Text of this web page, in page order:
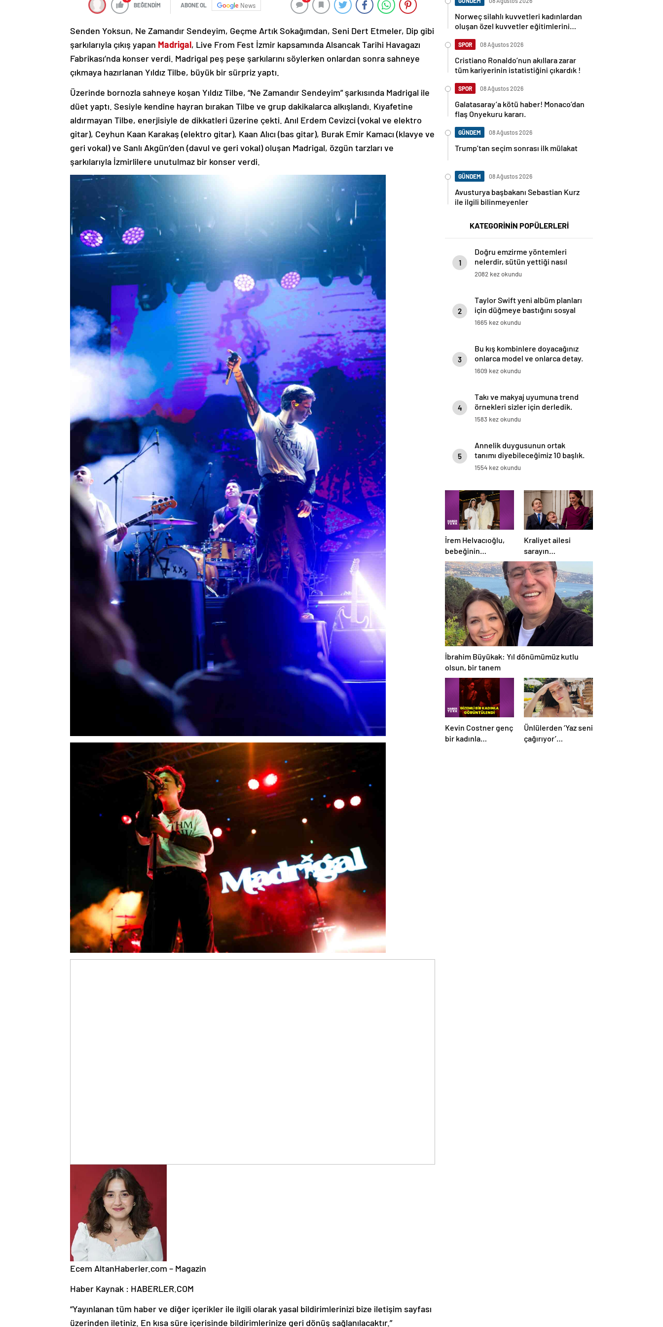
BEĞENDİM ABONE OL News
Senden Yoksun, Ne Zamandır Sendeyim, Geçme Artık Sokağımdan, Seni Dert Etmeler, Dip gibi
şarkılarıyla çıkış yapan Madrigal, Live From Fest İzmir kapsamında Alsancak Tarihi Havagazı
Fabrikası’nda konser verdi. Madrigal peş peşe şarkılarını söylerken onlardan sonra sahneye
çıkmaya hazırlanan Yıldız Tilbe, büyük bir sürpriz yaptı.
Üzerinde bornozla sahneye koşan Yıldız Tilbe, “Ne Zamandır Sendeyim” şarkısında Madrigal ile
düet yaptı. Sesiyle kendine hayran bırakan Tilbe ve grup dakikalarca alkışlandı. Kıyafetine
aldırmayan Tilbe, enerjisiyle de dikkatleri üzerine çekti. Anıl Erdem Cevizci (vokal ve elektro
gitar), Ceyhun Kaan Karakaş (elektro gitar), Kaan Alıcı (bas gitar), Burak Emir Kamacı (klavye ve
geri vokal) ve Sanlı Akgün’den (davul ve geri vokal) oluşan Madrigal, özgün tarzları ve
şarkılarıyla İzmirlilere unutulmaz bir konser verdi.
Ecem AltanHaberler.com – Magazin
Haber Kaynak : HABERLER.COM
“Yayınlanan tüm haber ve diğer içerikler ile ilgili olarak yasal bildirimlerinizi bize iletişim sayfası
üzerinden iletiniz. En kısa süre içerisinde bildirimlerinize geri dönüş sağlanılacaktır.”
Norweç silahlı kuvvetleri kadınlardan
oluşan özel kuvvetler eğitimlerini
SPOR 08 Ağustos 2026
Cristiano Ronaldo’nun akıllara zarar
tüm kariyerinin istatistiğini çıkardık !
SPOR 08 Ağustos 2026
Galatasaray’a kötü haber! Monaco’dan
flaş Onyekuru kararı.
GÜNDEM 08 Ağustos 2026
Trump’tan seçim sonrası ilk mülakat
GÜNDEM 08 Ağustos 2026
Avusturya başbakanı Sebastian Kurz
ile ilgili bilinmeyenler
KATEGORİNİN POPÜLERLERİ
1
Doğru emzirme yöntemleri
nelerdir, sütün yettiği nasıl
anlaşılır?
2082 kez okundu
2
Taylor Swift yeni albüm planları
için düğmeye bastığını sosyal
medyadan duyurdu!
1665 kez okundu
3
Bu kış kombinlere doyacağınız
onlarca model ve onlarca detay.
1609 kez okundu
4
Takı ve makyaj uyumuna trend
örnekleri sizler için derledik.
1583 kez okundu
5
Annelik duygusunun ortak
tanımı diyebileceğimiz 10 başlık.
1554 kez okundu
İrem Helvacıoğlu,
bebeğinin
cinsiyetini böyle
açıkladı
Kraliyet ailesi
sarayın
balkonunda: Prens
Louis herkesten rol
çaldı
İbrahim Büyükak: Yıl dönümümüz kutlu
olsun, bir tanem
Kevin Costner genç
bir kadınla
Ünlülerden ‘Yaz seni
çağırıyor’